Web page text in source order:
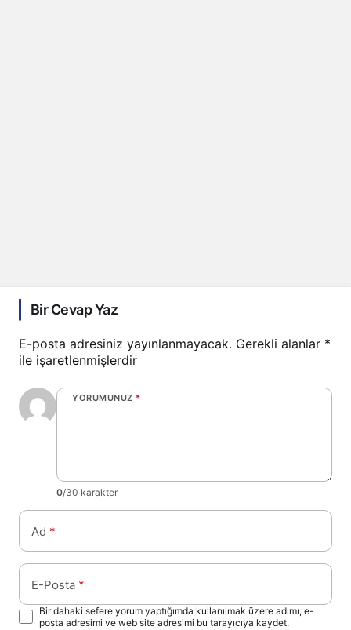
Bir Cevap Yaz
E-posta adresiniz yayınlanmayacak. Gerekli alanlar *
ile işaretlenmişlerdir
YORUMUNUZ *
0/30 karakter
Ad *
E-Posta *
Bir dahaki sefere yorum yaptığımda kullanılmak üzere adımı, e-
posta adresimi ve web site adresimi bu tarayıcıya kaydet.